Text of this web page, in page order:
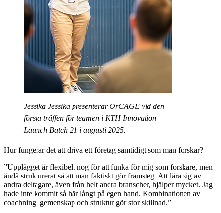
Jessika Jessika presenterar OrCAGE vid den
första träffen för teamen i KTH Innovation
Launch Batch 21 i augusti 2025.
Hur fungerar det att driva ett företag samtidigt som man forskar?
”Upplägget är flexibelt nog för att funka för mig som forskare, men
ändå strukturerat så att man faktiskt gör framsteg. Att lära sig av
andra deltagare, även från helt andra branscher, hjälper mycket. Jag
hade inte kommit så här långt på egen hand. Kombinationen av
coachning, gemenskap och struktur gör stor skillnad.”